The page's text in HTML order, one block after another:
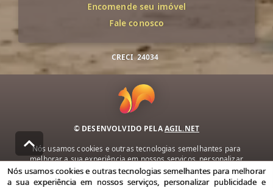
Encomende seu imóvel
Fale conosco
CRECI 24034
© DESENVOLVIDO PELAAGIL.NET
Nós usamos cookies e outras tecnologias semelhantes para
melhorar a sua experiência em nossos serviços, personalizar
publicidade e recomendar conteúdo de seu interesse. Ao utilizar
nossos serviços, você concorda com nossa política de privacidade e
Nós usamos cookies e outras tecnologias semelhantes para melhorar
a sua experiência em nossos serviços, personalizar publicidade e